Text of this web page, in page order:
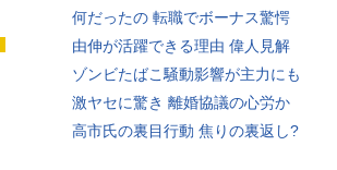
何だったの 転職でボーナス驚愕
由伸が活躍できる理由 偉人見解
ゾンビたばこ騒動影響が主力にも
激ヤセに驚き 離婚協議の心労か
高市氏の裏目行動 焦りの裏返し?